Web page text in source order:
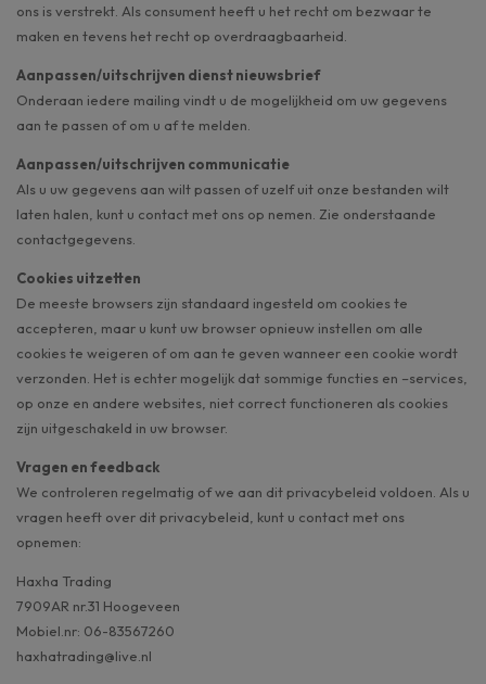
ons is verstrekt. Als consument heeft u het recht om bezwaar te
maken en tevens het recht op overdraagbaarheid.
Aanpassen/uitschrijven dienst nieuwsbrief
Onderaan iedere mailing vindt u de mogelijkheid om uw gegevens
aan te passen of om u af te melden.
Aanpassen/uitschrijven communicatie
Als u uw gegevens aan wilt passen of uzelf uit onze bestanden wilt
laten halen, kunt u contact met ons op nemen. Zie onderstaande
contactgegevens.
Cookies uitzetten
De meeste browsers zijn standaard ingesteld om cookies te
accepteren, maar u kunt uw browser opnieuw instellen om alle
cookies te weigeren of om aan te geven wanneer een cookie wordt
verzonden. Het is echter mogelijk dat sommige functies en –services,
op onze en andere websites, niet correct functioneren als cookies
zijn uitgeschakeld in uw browser.
Vragen en feedback
We controleren regelmatig of we aan dit privacybeleid voldoen. Als u
vragen heeft over dit privacybeleid, kunt u contact met ons
opnemen:
Haxha Trading
7909AR nr.31 Hoogeveen
Mobiel.nr: 06-83567260
haxhatrading@live.nl